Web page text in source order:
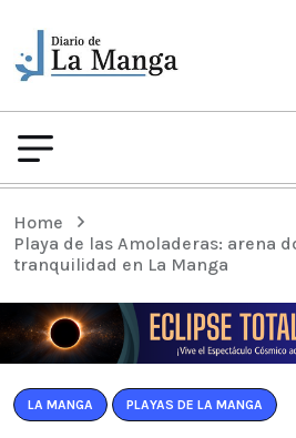
Home
Playa de las Amoladeras: arena
tranquilidad en La Manga
LA MANGA PLAYAS DE LA MANGA